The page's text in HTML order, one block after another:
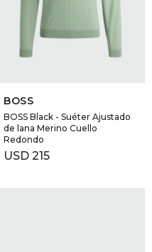
BOSS
BOSS Black - Suéter Ajustado
de lana Merino Cuello
Redondo
USD 215